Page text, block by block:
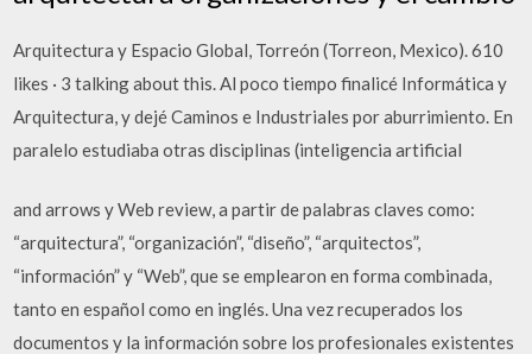
Arquitectura y Espacio Global, Torreón (Torreon, Mexico). 610
likes · 3 talking about this. Al poco tiempo finalicé Informática y
Arquitectura, y dejé Caminos e Industriales por aburrimiento. En
paralelo estudiaba otras disciplinas (inteligencia artificial
and arrows y Web review, a partir de palabras claves como:
“arquitectura”, “organización”, “diseño”, “arquitectos”,
“información” y “Web”, que se emplearon en forma combinada,
tanto en español como en inglés. Una vez recuperados los
documentos y la información sobre los profesionales existentes